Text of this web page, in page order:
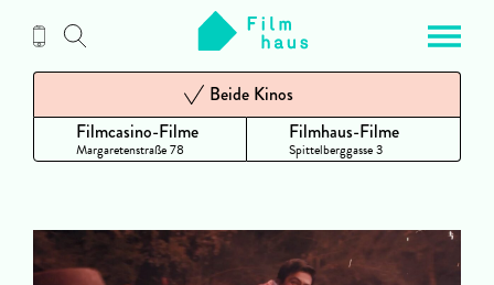
Inhalt
Filmcasino-Filme
Margaretenstraße 78
Beide Kinos
Filmhaus-Filme
Spittelberggasse 3